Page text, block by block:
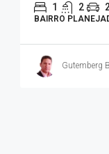
1 2
BAIRRO
Gutemberg